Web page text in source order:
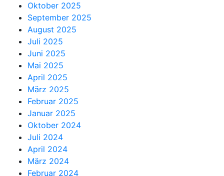
Oktober 2025
September 2025
August 2025
Juli 2025
Juni 2025
Mai 2025
April 2025
März 2025
Februar 2025
Januar 2025
Oktober 2024
Juli 2024
April 2024
März 2024
Februar 2024